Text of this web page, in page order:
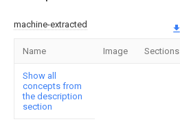
machine-extracted
Name Image Sections
Show all
concepts from
the description
section